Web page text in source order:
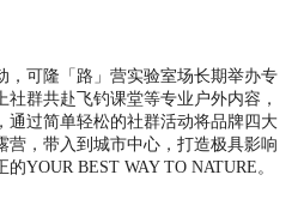
，可隆「路」营实验室场长期举办专
群共赴飞钓课堂等专业户外内容，
通过简单轻松的社群活动将品牌四大
营，带入到城市中心，打造极具影响
YOUR BEST WAY TO NATURE。